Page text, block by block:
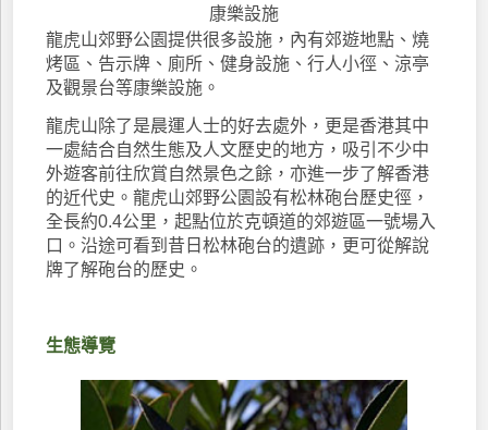
康樂設施
龍虎山郊野公園提供很多設施，內有郊遊地點、燒
烤區、告示牌、廁所、健身設施、行人小徑、涼亭
及觀景台等康樂設施。
龍虎山除了是晨運人士的好去處外，更是香港其中
一處結合自然生態及人文歷史的地方，吸引不少中
外遊客前往欣賞自然景色之餘，亦進一步了解香港
的近代史。龍虎山郊野公園設有松林砲台歷史徑，
全長約0.4公里，起點位於克頓道的郊遊區一號場入
口。沿途可看到昔日松林砲台的遺跡，更可從解說
牌了解砲台的歷史。
生態導覽